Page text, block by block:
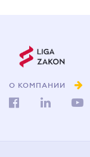
О КОМПАНИИ